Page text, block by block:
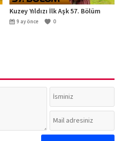
Kuzey Yıldızı İlk Aşk 57. Bölüm
9 ay önce 0